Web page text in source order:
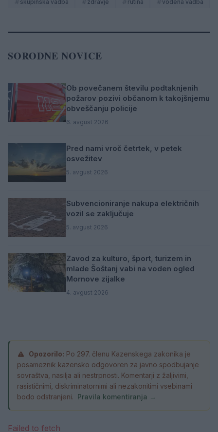
skupinska vadba
zdravje rutina vodena vadba
SORODNE NOVICE
Ob povečanem številu podtaknjenih
požarov pozivi občanom k takojšnjemu
obveščanju policije
6. avgust 2026
Pred nami vroč četrtek, v petek
osvežitev
5. avgust 2026
Subvencioniranje nakupa električnih
vozil se zaključuje
5. avgust 2026
Zavod za kulturo, šport, turizem in
mlade Šoštanj vabi na voden ogled
Mornove zijalke
4. avgust 2026
Opozorilo: Po 297. členu Kazenskega zakonika je
posameznik kazensko odgovoren za javno spodbujanje
sovraštva, nasilja ali nestrpnosti. Komentarji z žaljivimi,
rasističnimi, diskriminatornimi ali nezakonitimi vsebinami
bodo odstranjeni. Pravila komentiranja →
Failed to fetch